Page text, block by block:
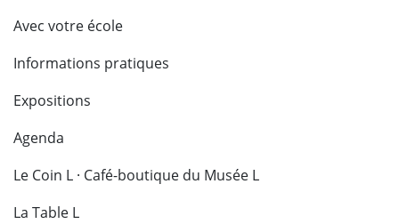
Avec votre école
Informations pratiques
Expositions
Agenda
Le Coin L · Café-boutique du Musée L
La Table L